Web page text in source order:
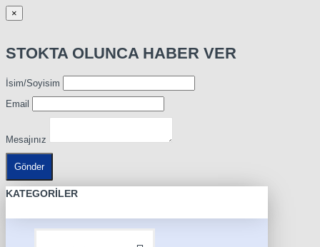
×
STOKTA OLUNCA HABER VER
İsim/Soyisim
Email
Mesajınız
Gönder
KATEGORILER